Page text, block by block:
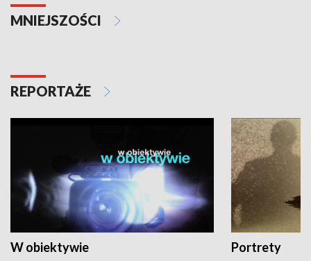
MNIEJSZOŚCI
REPORTAŻE
W obiektywie Portrety